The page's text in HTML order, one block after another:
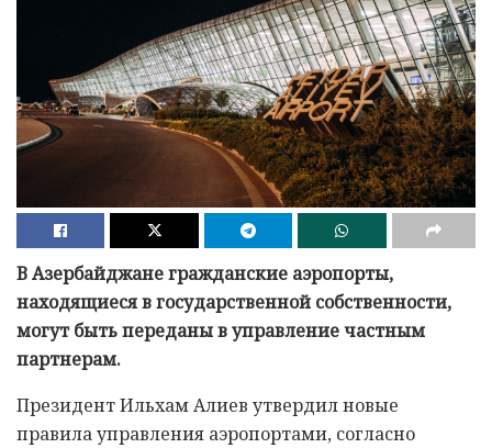
В Азербайджане гражданские аэропорты,
находящиеся в государственной собственности,
могут быть переданы в управление частным
партнерам.
Президент Ильхам Алиев утвердил новые
правила управления аэропортами, согласно